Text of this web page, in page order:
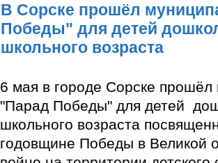
В Сорске прошёл
Победы" для детей
школьного возраста
6 мая в городе Сорске
"Парад Победы" для детей
школьного возраста
годовщине Победы в Великой